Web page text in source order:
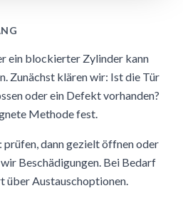
ein blockierter Zylinder kann
Zunächst klären wir: Ist die Tür
oder ein Defekt vorhanden?
Methode fest.
dann gezielt öffnen oder
Beschädigungen. Bei Bedarf
über Austauschoptionen.